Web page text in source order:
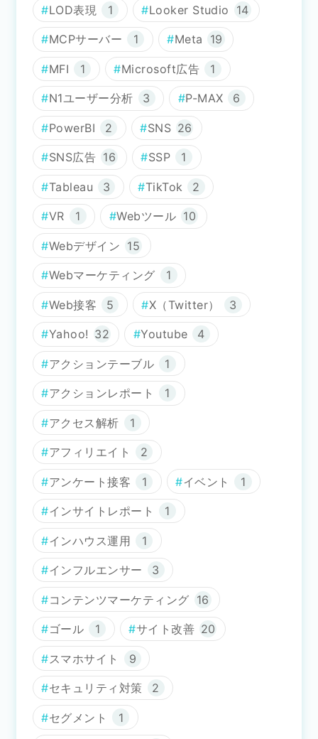
LOD表現 1 Looker Studio 14
MCPサーバー 1 Meta 19
MFI 1 Microsoft広告 1
N1ユーザー分析 3 P-MAX 6
PowerBI 2 SNS 26
SNS広告 16 SSP 1
Tableau 3 TikTok 2
VR 1 Webツール 10
Webデザイン 15
Webマーケティング 1
Web接客 5 X（Twitter） 3
Yahoo! 32 Youtube 4
アクションテーブル 1
アクションレポート 1
アクセス解析 1
アフィリエイト 2
アンケート接客 1 イベント 1
インサイトレポート 1
インハウス運用 1
インフルエンサー 3
コンテンツマーケティング 16
ゴール 1 サイト改善 20
スマホサイト 9
セキュリティ対策 2
セグメント 1